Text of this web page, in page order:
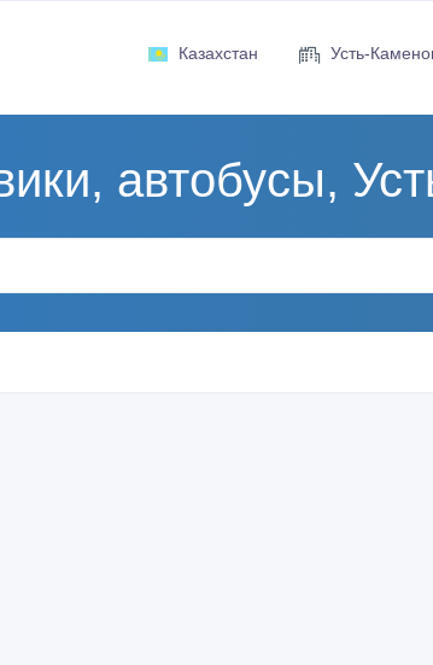
Казахстан Усть-
автобусы,